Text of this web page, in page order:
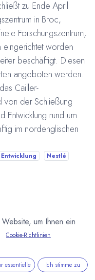
zu Ende April
in Broc,
Forschungszentrum,
eingerichtet worden
beschäftigt. Diesen
angeboten werden.
Cailler-
von der Schließung
Entwicklung rund um
im nordenglischen
Nestlé
um Ihnen ein
Cookie-Richtlinien
essentielle Ich stimme zu